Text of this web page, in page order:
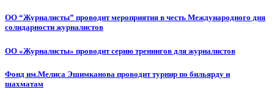
ОО “Журналисты” проводит мероприятия в честь Международного дня
солидарности журналистов
ОО «Журналисты» проводит серию тренингов для журналистов
Фонд им.Мелиса Эшимканова проводит турнир по бильярду и
шахматам